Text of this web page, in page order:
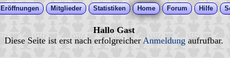
Eröffnungen Mitglieder Statistiken Home Forum Hilfe
Hallo Gast
Diese Seite ist erst nach erfolgreicher Anmeldung aufrufbar.